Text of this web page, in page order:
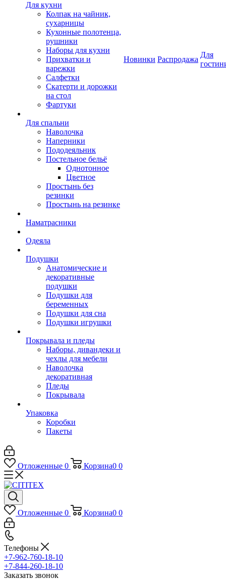
Для кухни
Колпак на чайник,
сухарницы
Кухонные полотенца,
рушники
Наборы для кухни
Прихватки и
варежки
Салфетки
Скатерти и дорожки
на стол
Фартуки
Для спальни
Наволочка
Наперники
Пододеяльник
Постельное бельё
Однотонное
Цветное
Простынь без
резинки
Простынь на резинке
Наматрасники
Одеяла
Подушки
Анатомические и
декоративные
подушки
Подушки для
беременных
Подушки для сна
Подушки игрушки
Покрывала и пледы
Наборы, дивандеки и
чехлы для мебели
Наволочка
декоративная
Пледы
Покрывала
Упаковка
Коробки
Пакеты
Новинки Распродажа
Для
Отложенные 0 Корзина0 0
Отложенные 0 Корзина0 0
Телефоны
+7-962-760-18-10
+7-844-260-18-10
Заказать звонок